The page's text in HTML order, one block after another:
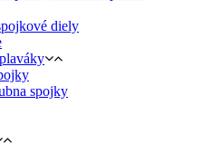
diely
spojky